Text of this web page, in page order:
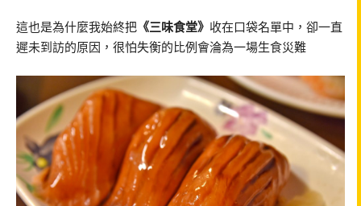
這也是為什麼我始終把 《三味食堂》 收在口袋名單中，卻一直
遲未到訪的原因，很怕失衡的比例會淪為一場生食災難